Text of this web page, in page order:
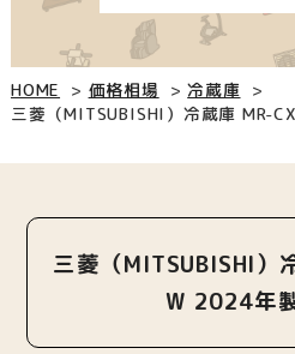
HOME 価格相場
冷蔵庫
三菱（MITSUBISHI）冷蔵庫 MR-
三菱（MITSUBISHI）
W 2024年